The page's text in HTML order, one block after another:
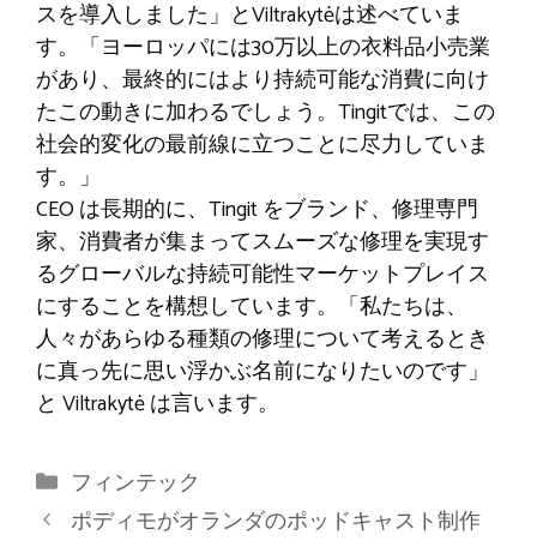
スを導入しました」とViltrakytėは述べていま
す。「ヨーロッパには30万以上の衣料品小売業
があり、最終的にはより持続可能な消費に向け
たこの動きに加わるでしょう。Tingitでは、この
社会的変化の最前線に立つことに尽力していま
す。」
CEO は長期的に、Tingit をブランド、修理専門
家、消費者が集まってスムーズな修理を実現す
るグローバルな持続可能性マーケットプレイス
にすることを構想しています。「私たちは、
人々があらゆる種類の修理について考えるとき
に真っ先に思い浮かぶ名前になりたいのです」
と Viltrakytė は言います。
カ
テ
フィンテック
ポディモがオランダのポッドキャスト制作